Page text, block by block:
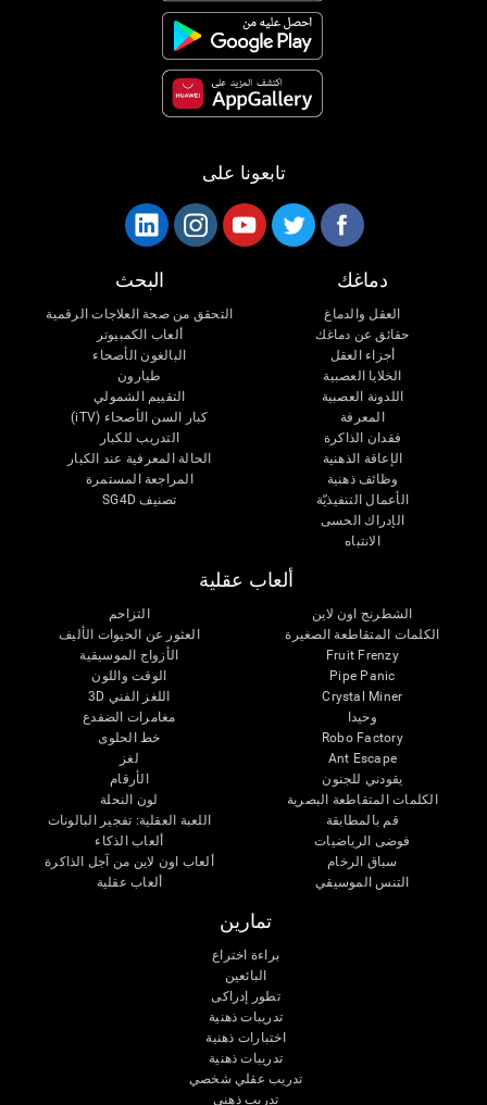
تابعونا على
دماغك
العقل والدماغ
حقائق عن دماغك
أجزاء العقل
الخلايا العصبية
اللدونة العصبية
المعرفة
فقدان الذاكرة
الإعاقة الذهنية
وظائف ذهنية
الأعمال التنفيذيّة
الإدراك الحسى
الانتباه
البحث
التحقق من صحة العلاجات الرقمية
ألعاب الكمبيوتر
البالغون الأصحاء
طيارون
التقييم الشمولي
كبار السن الأصحاء (iTV)
التدريب للكبار
الحالة المعرفية عند الكبار
المراجعة المستمرة
تصنيف SG4D
ألعاب عقلية
الشطرنج اون لاين
الكلمات المتقاطعة الصغيرة
Fruit Frenzy
Pipe Panic
Crystal Miner
وحيدا
Robo Factory
Ant Escape
يقودني للجنون
الكلمات المتقاطعة البصرية
قم بالمطابقة
فوضى الرياضيات
سباق الرخام
التنس الموسيقي
التزاحم
العثور عن الحيوات الأليف
الأزواج الموسيقية
الوقت واللون
اللغز الفني 3D
مغامرات الضفدع
خط الحلوى
لغز
الأرقام
لون النحلة
اللعبة العقلية: تفجير البالونات
ألعاب الذكاء
ألعاب اون لاين من آجل الذاكرة
ألعاب عقلية
تمارين
براءة اختراع
البائعين
تطور إدراكى
تدريبات ذهنية
اختبارات ذهنية
تدريبات ذهنية
تدريب عقلي شخصي
تدريب ذهنى